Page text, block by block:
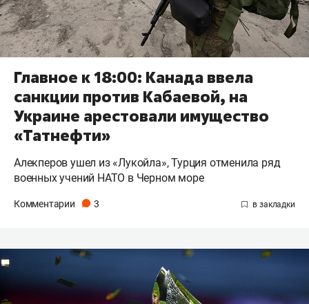
Главное к 18:00: Канада ввела
санкции против Кабаевой, на
Украине арестовали имущество
«Татнефти»
Алекперов ушел из «Лукойла», Турция отменила ряд
военных учений НАТО в Черном море
Комментарии 3